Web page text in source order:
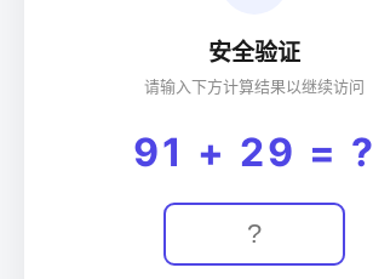
安全验证
请输入下方计算结果以继续访问
91 + 29 = ?